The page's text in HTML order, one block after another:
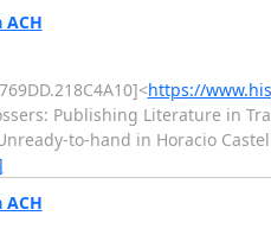
https://
Publishing Literature in
to-hand in Horacio